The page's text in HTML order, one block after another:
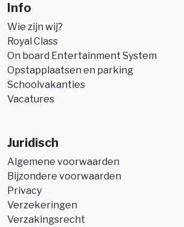
Info
Wie zijn wij?
Royal Class
On board Entertainment System
Opstapplaatsen en parking
Schoolvakanties
Vacatures
Juridisch
Algemene voorwaarden
Bijzondere voorwaarden
Privacy
Verzekeringen
Verzakingsrecht